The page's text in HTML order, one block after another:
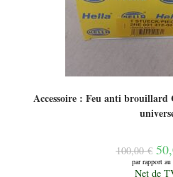
Accessoire : Feu anti brouillard
100,00€ Le
prix
par rapport
Le
Net de